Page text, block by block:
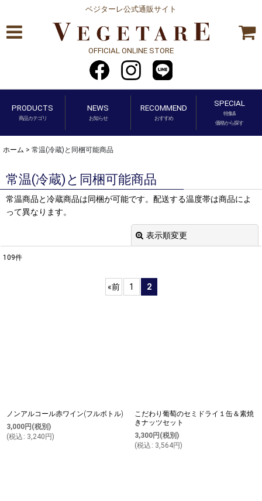
ベジターレ公式通販サイト
OFFICIAL ONLINE STORE
PRODUCTS
商品カテゴリ
NEWS
お知らせ
RECOMMEND
おすすめ
SPECIAL
特集&
価格から探す
ホーム > 常温(冷蔵)と同梱可能商品
常温(冷蔵)と同梱可能商品
常温商品と冷蔵商品は同梱が可能です。配送する温度帯は商品によ
って異なります。
表示順変更
109件
«前 1 2
ノンアルコール赤ワイン(フルボトル)
3,000円 (税別)
(税込 : 3,240 円)
こだわり葡萄のセミドライ１缶＆素焼
きナッツセット
3,300円 (税別)
(税込 : 3,564円)